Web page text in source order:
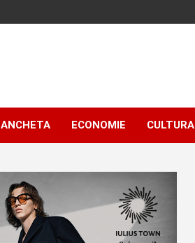
ANCHETA ECONOMIE CULTURA